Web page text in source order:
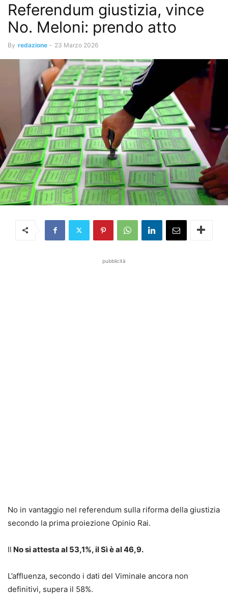
Referendum giustizia, vince
No. Meloni: prendo atto
By redazione - 23 Marzo 2026
pubblicità
No in vantaggio nel referendum sulla riforma della giustizia
secondo la prima proiezione Opinio Rai.
Il No si attesta al 53,1%, il Sì è al 46,9.
L’affluenza, secondo i dati del Viminale ancora non
definitivi, supera il 58%.